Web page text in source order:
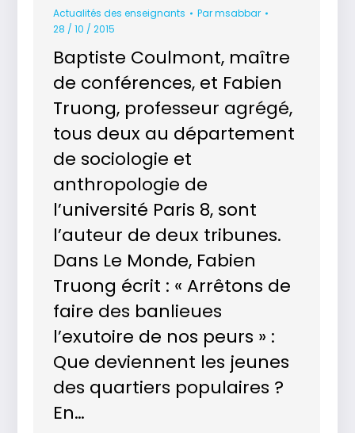
Actualités des enseignants Parmsabbar
28 / 10 / 2015
Baptiste Coulmont, maître
de conférences, et Fabien
Truong, professeur agrégé,
tous deux au département
de sociologie et
anthropologie de
l’université Paris 8, sont
l’auteur de deux tribunes.
Dans Le Monde, Fabien
Truong écrit : « Arrêtons de
faire des banlieues
l’exutoire de nos peurs » :
Que deviennent les jeunes
des quartiers populaires ?
En…